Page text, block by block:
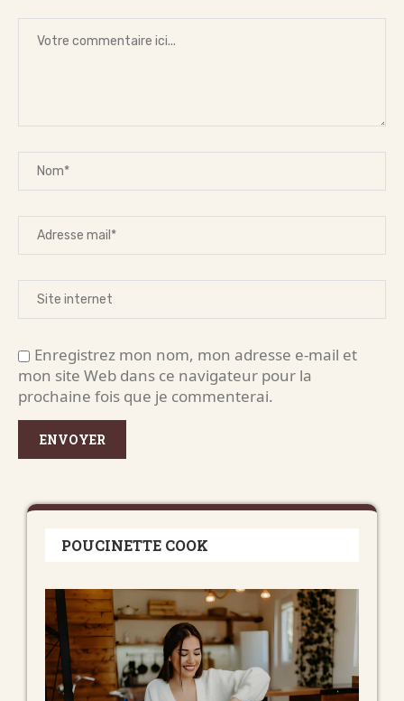
Enregistrez mon nom, mon adresse e-mail et
mon site Web dans ce navigateur pour la
prochaine fois que je commenterai.
POUCINETTE COOK